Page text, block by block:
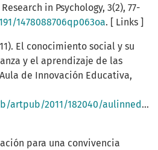
in Psychology, 3(2), 77-
1478088706qp063oa. [ Links ]
El conocimiento social y su
y el aprendizaje de las
de Innovación Educativa,
182040/aulinnedu_a2011n198p35.pdf
para una convivencia